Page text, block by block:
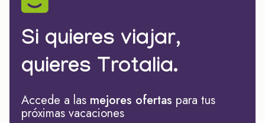
Si quieres viajar,
quieres Trotalia.
Accede a las mejores ofertas para tus
próximas vacaciones